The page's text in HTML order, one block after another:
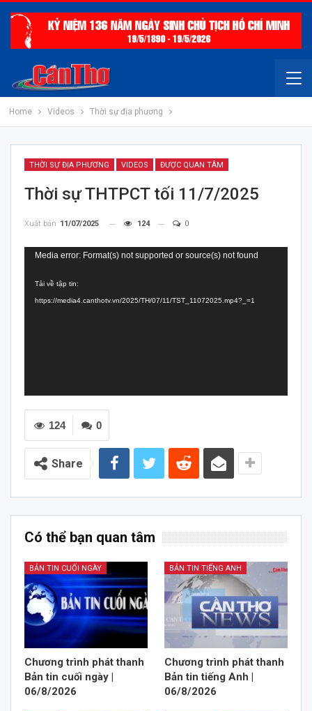
Home Videos Thời sự địa phương
THỜI SỰ ĐỊA PHƯƠNG VIDEOS ĐƯỢC QUAN TÂM
Thời sự THTPCT tối 11/7/2025
Xuất bản 11/07/2025 124 0
Trình
Video
Media error: Format(s) not supported or source(s) not found
Tải về tập tin:
https://media4.canthotv.vn/2025/TH/07/11/TST_11072025.mp4?_=1
0
124
Share
Có thể bạn quan tâm
BẢN TIN CUỐI NGÀY
Chương trình phát thanh
Bản tin cuối ngày |
06/8/2026
BẢN TIN TIẾNG ANH
Chương trình phát thanh
Bản tin tiếng Anh |
06/8/2026